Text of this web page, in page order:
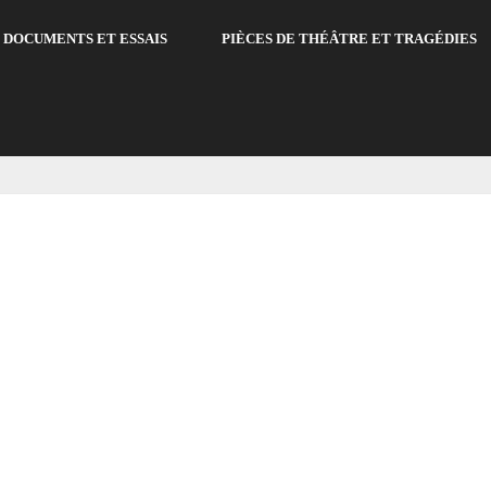
DOCUMENTS ET ESSAIS PIÈCES DE THÉÂTRE ET TRAGÉDIES